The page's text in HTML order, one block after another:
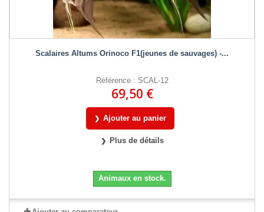
Scalaires Altums Orinoco F1(jeunes de sauvages) -...
Référence : SCAL-12
69,50 €
Ajouter au panier
Plus de détails
Animaux en stock.